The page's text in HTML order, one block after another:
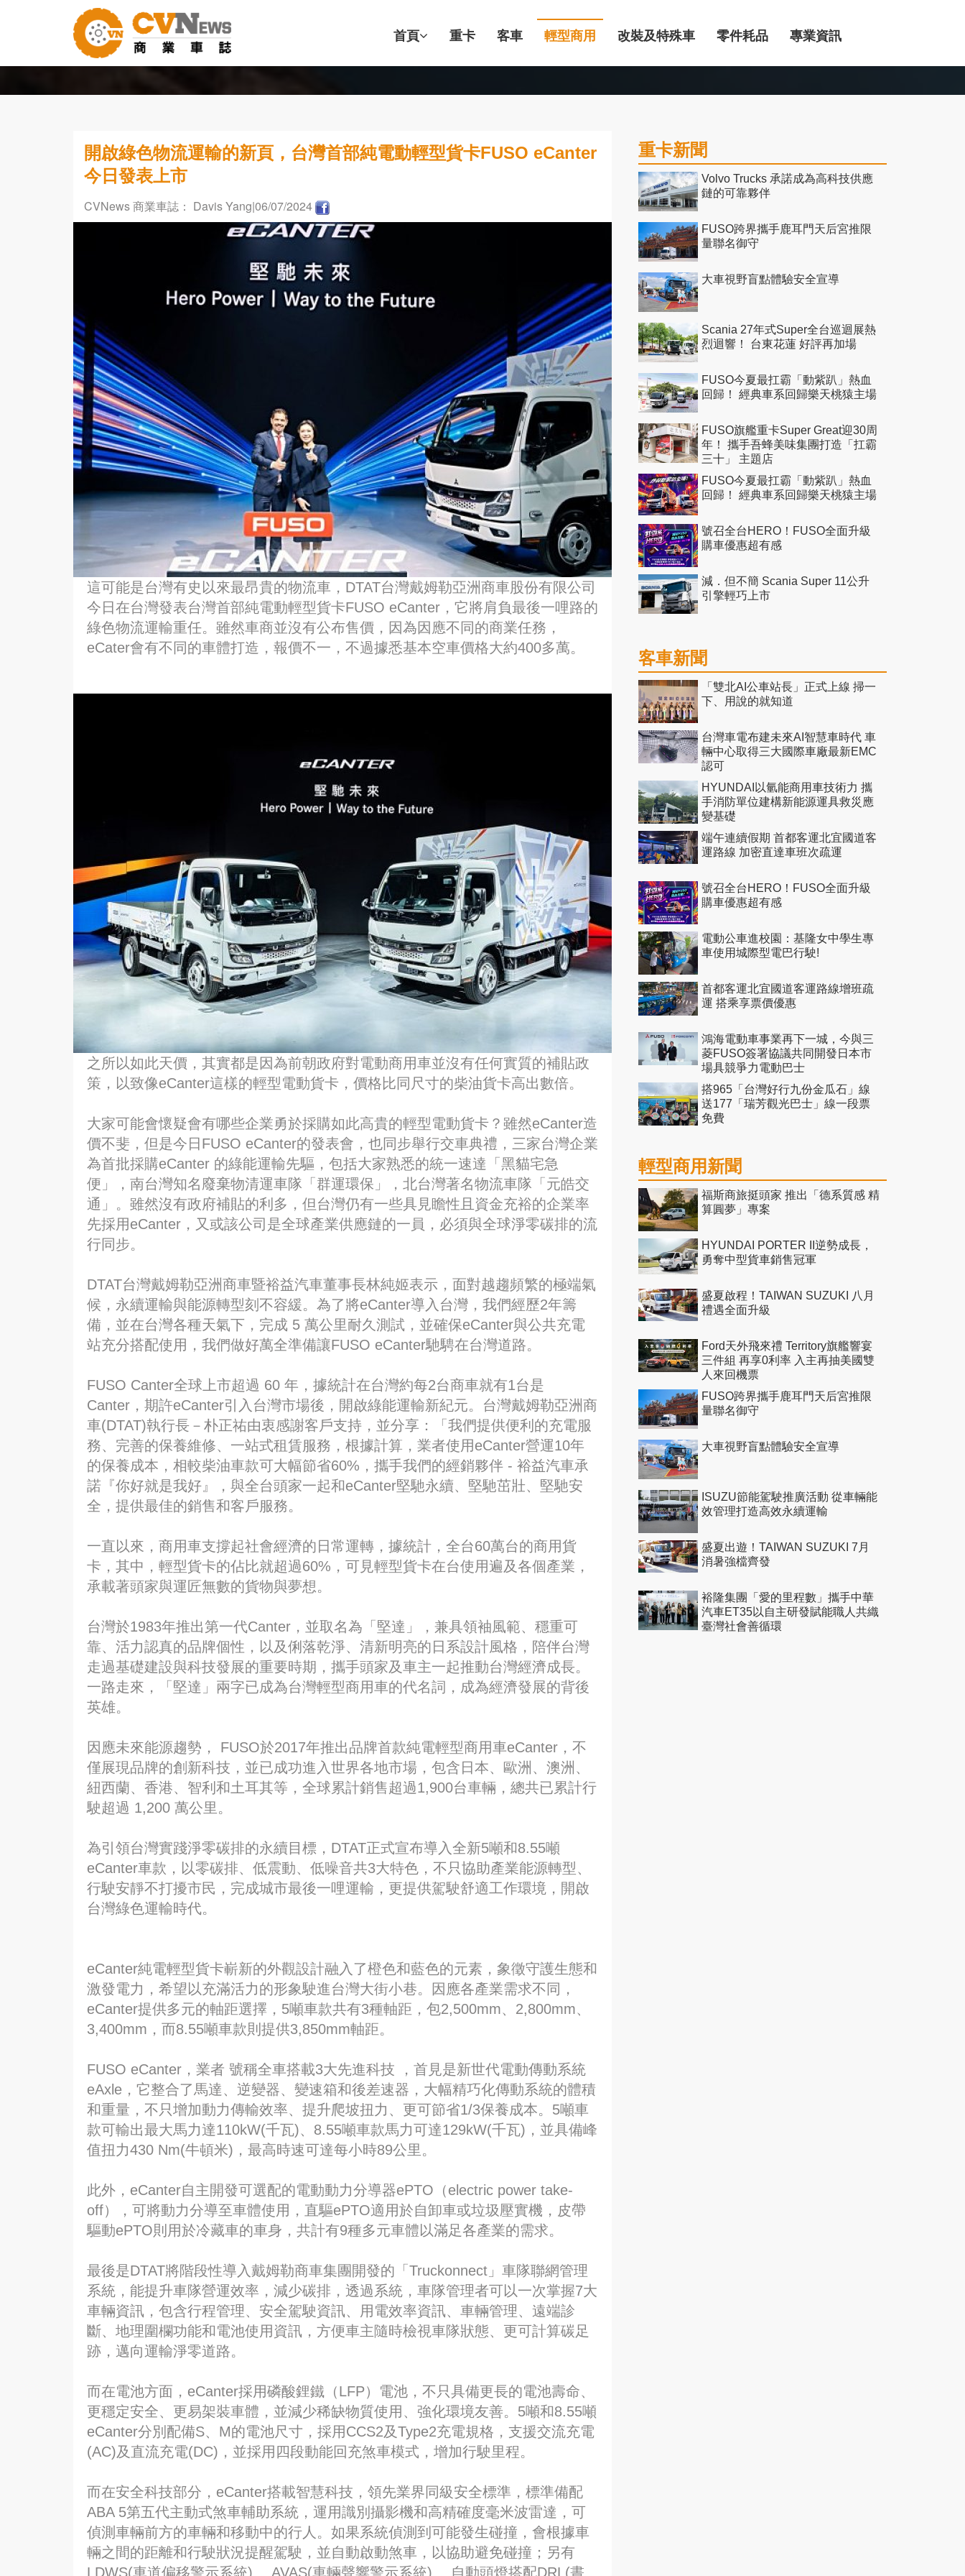
首頁 重卡 客車 輕型商用 改裝及特殊車 零件耗品 專業資訊
開啟綠色物流運輸的新頁，台灣首部純電動輕型貨卡FUSO eCanter
今日發表上市
CVNews 商業車誌： Davis Yang|06/07/2024
這可能是台灣有史以來最昂貴的物流車，DTAT台灣戴姆勒亞洲商車股份有限公司
今日在台灣發表台灣首部純電動輕型貨卡FUSO eCanter，它將肩負最後一哩路的
綠色物流運輸重任。雖然車商並沒有公布售價，因為因應不同的商業任務，
eCater會有不同的車體打造，報價不一，不過據悉基本空車價格大約400多萬。
之所以如此天價，其實都是因為前朝政府對電動商用車並沒有任何實質的補貼政
策，以致像eCanter這樣的輕型電動貨卡，價格比同尺寸的柴油貨卡高出數倍。
大家可能會懷疑會有哪些企業勇於採購如此高貴的輕型電動貨卡？雖然eCanter造
價不斐，但是今日FUSO eCanter的發表會，也同步舉行交車典禮，三家台灣企業
為首批採購eCanter 的綠能運輸先驅，包括大家熟悉的統一速達「黑貓宅急
便」，南台灣知名廢棄物清運車隊「群運環保」，北台灣著名物流車隊「元皓交
通」。雖然沒有政府補貼的利多，但台灣仍有一些具見瞻性且資金充裕的企業率
先採用eCanter，又或該公司是全球產業供應鏈的一員，必須與全球淨零碳排的流
行同步。
DTAT台灣戴姆勒亞洲商車暨裕益汽車董事長林純姬表示，面對越趨頻繁的極端氣
候，永續運輸與能源轉型刻不容緩。為了將eCanter導入台灣，我們經歷2年籌
備，並在台灣各種天氣下，完成 5 萬公里耐久測試，並確保eCanter與公共充電
站充分搭配使用，我們做好萬全準備讓FUSO eCanter馳騁在台灣道路。
FUSO Canter全球上市超過 60 年，據統計在台灣約每2台商車就有1台是
Canter，期許eCanter引入台灣市場後，開啟綠能運輸新紀元。台灣戴姆勒亞洲商
車(DTAT)執行長－朴正祐由衷感謝客戶支持，並分享：「我們提供便利的充電服
務、完善的保養維修、一站式租賃服務，根據計算，業者使用eCanter營運10年
的保養成本，相較柴油車款可大幅節省60%，攜手我們的經銷夥伴 - 裕益汽車承
諾『你好就是我好』，與全台頭家一起和eCanter堅馳永續、堅馳茁壯、堅馳安
全，提供最佳的銷售和客戶服務。
一直以來，商用車支撐起社會經濟的日常運轉，據統計，全台60萬台的商用貨
卡，其中，輕型貨卡的佔比就超過60%，可見輕型貨卡在台使用遍及各個產業，
承載著頭家與運匠無數的貨物與夢想。
台灣於1983年推出第一代Canter，並取名為「堅達」，兼具領袖風範、穩重可
靠、活力認真的品牌個性，以及俐落乾淨、清新明亮的日系設計風格，陪伴台灣
走過基礎建設與科技發展的重要時期，攜手頭家及車主一起推動台灣經濟成長。
一路走來，「堅達」兩字已成為台灣輕型商用車的代名詞，成為經濟發展的背後
英雄。
因應未來能源趨勢， FUSO於2017年推出品牌首款純電輕型商用車eCanter，不
僅展現品牌的創新科技，並已成功進入世界各地市場，包含日本、歐洲、澳洲、
紐西蘭、香港、智利和土耳其等，全球累計銷售超過1,900台車輛，總共已累計行
駛超過 1,200 萬公里。
為引領台灣實踐淨零碳排的永續目標，DTAT正式宣布導入全新5噸和8.55噸
eCanter車款，以零碳排、低震動、低噪音共3大特色，不只協助產業能源轉型、
行駛安靜不打擾市民，完成城市最後一哩運輸，更提供駕駛舒適工作環境，開啟
台灣綠色運輸時代。
eCanter純電輕型貨卡嶄新的外觀設計融入了橙色和藍色的元素，象徵守護生態和
激發電力，希望以充滿活力的形象駛進台灣大街小巷。因應各產業需求不同，
eCanter提供多元的軸距選擇，5噸車款共有3種軸距，包2,500mm、2,800mm、
3,400mm，而8.55噸車款則提供3,850mm軸距。
FUSO eCanter，業者 號稱全車搭載3大先進科技 ，首見是新世代電動傳動系統
eAxle，它整合了馬達、逆變器、變速箱和後差速器，大幅精巧化傳動系統的體積
和重量，不只增加動力傳輸效率、提升爬坡扭力、更可節省1/3保養成本。5噸車
款可輸出最大馬力達110kW(千瓦)、8.55噸車款馬力可達129kW(千瓦)，並具備峰
值扭力430 Nm(牛頓米)，最高時速可達每小時89公里。
此外，eCanter自主開發可選配的電動動力分導器ePTO（electric power take-
off），可將動力分導至車體使用，直驅ePTO適用於自卸車或垃圾壓實機，皮帶
驅動ePTO則用於冷藏車的車身，共計有9種多元車體以滿足各產業的需求。
最後是DTAT將階段性導入戴姆勒商車集團開發的「Truckonnect」車隊聯網管理
系統，能提升車隊營運效率，減少碳排，透過系統，車隊管理者可以一次掌握7大
車輛資訊，包含行程管理、安全駕駛資訊、用電效率資訊、車輛管理、遠端診
斷、地理圍欄功能和電池使用資訊，方便車主隨時檢視車隊狀態、更可計算碳足
跡，邁向運輸淨零道路。
而在電池方面，eCanter採用磷酸鋰鐵（LFP）電池，不只具備更長的電池壽命、
更穩定安全、更易架裝車體，並減少稀缺物質使用、強化環境友善。5噸和8.55噸
eCanter分別配備S、M的電池尺寸，採用CCS2及Type2充電規格，支援交流充電
(AC)及直流充電(DC)，並採用四段動能回充煞車模式，增加行駛里程。
而在安全科技部分，eCanter搭載智慧科技，領先業界同級安全標準，標準備配
ABA 5第五代主動式煞車輔助系統，運用識別攝影機和高精確度毫米波雷達，可
偵測車輛前方的車輛和移動中的行人。如果系統偵測到可能發生碰撞，會根據車
輛之間的距離和行駛狀況提醒駕駛，並自動啟動煞車，以協助避免碰撞；另有
LDWS(車道偏移警示系統) 、AVAS(車輛聲響警示系統) 、自動頭燈搭配DRL(晝
重卡新聞
Volvo Trucks 承諾成為高科技供應
鏈的可靠夥伴
FUSO跨界攜手鹿耳門天后宮推限
量聯名御守
大車視野盲點體驗安全宣導
Scania 27年式Super全台巡迴展熱
烈迴響！ 台東花蓮 好評再加場
FUSO今夏最扛霸「動紫趴」熱血
回歸！ 經典車系回歸樂天桃猿主場
FUSO旗艦重卡Super Great迎30周
年！ 攜手吾蜂美味集團打造「扛霸
三十」 主題店
FUSO今夏最扛霸「動紫趴」熱血
回歸！ 經典車系回歸樂天桃猿主場
號召全台HERO！FUSO全面升級
購車優惠超有感
減．但不簡 Scania Super 11公升
引擎輕巧上市
客車新聞
「雙北AI公車站長」正式上線 掃一
下、用說的就知道
台灣車電布建未來AI智慧車時代 車
輛中心取得三大國際車廠最新EMC
認可
HYUNDAI以氫能商用車技術力 攜
手消防單位建構新能源運具救災應
變基礎
端午連續假期 首都客運北宜國道客
運路線 加密直達車班次疏運
號召全台HERO！FUSO全面升級
購車優惠超有感
電動公車進校園：基隆女中學生專
車使用城際型電巴行駛!
首都客運北宜國道客運路線增班疏
運 搭乘享票價優惠
鴻海電動車事業再下一城，今與三
菱FUSO簽署協議共同開發日本市
場具競爭力電動巴士
搭965「台灣好行九份金瓜石」線
送177「瑞芳觀光巴士」線一段票
免費
輕型商用新聞
福斯商旅挺頭家 推出「德系質感 精
算圓夢」專案
HYUNDAI PORTER II逆勢成長，
勇奪中型貨車銷售冠軍
盛夏啟程！TAIWAN SUZUKI 八月
禮遇全面升級
Ford天外飛來禮 Territory旗艦響宴
三件組 再享0利率 入主再抽美國雙
人來回機票
FUSO跨界攜手鹿耳門天后宮推限
量聯名御守
大車視野盲點體驗安全宣導
ISUZU節能駕駛推廣活動 從車輛能
效管理打造高效永續運輸
盛夏出遊！TAIWAN SUZUKI 7月
消暑強檔齊發
裕隆集團「愛的里程數」攜手中華
汽車ET35以自主研發賦能職人共織
臺灣社會善循環